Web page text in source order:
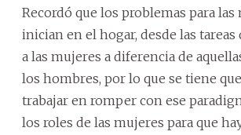
Recordó que los problemas para las
inician en el hogar, desde las tareas
a las mujeres a diferencia de
los hombres, por lo que se tiene
trabajar en romper con ese
los roles de las mujeres para que